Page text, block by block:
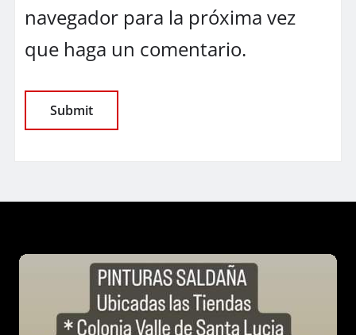
navegador para la próxima vez
que haga un comentario.